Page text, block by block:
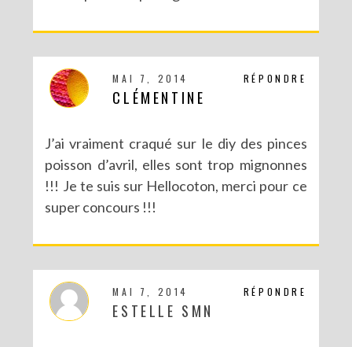
RÉPONDRE
MAI 7, 2014
CLÉMENTINE
J’ai vraiment craqué sur le diy des pinces
poisson d’avril, elles sont trop mignonnes
!!! Je te suis sur Hellocoton, merci pour ce
super concours !!!
RÉPONDRE
MAI 7, 2014
ESTELLE SMN